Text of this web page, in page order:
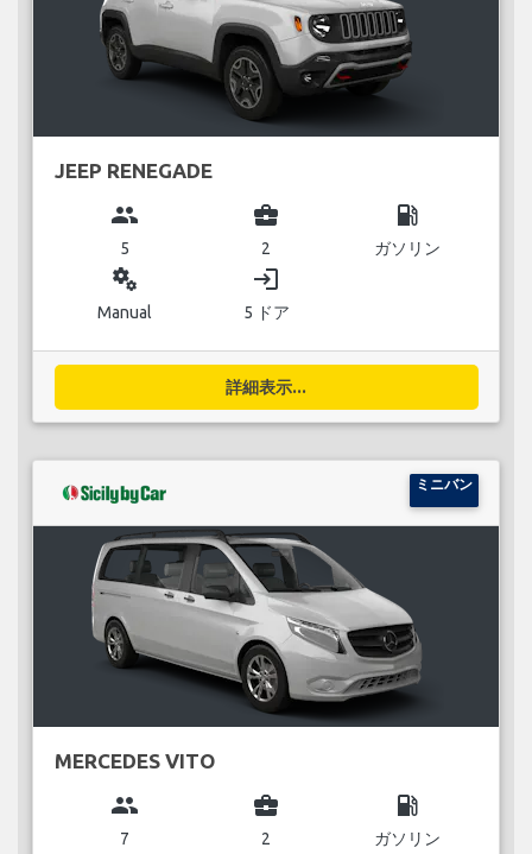
JEEP RENEGADE
group
5
business_center
2
local_gas_station
ガソリン
miscellaneous_services
Manual
login
5 ドア
詳細表示...
ミニバン
MERCEDES VITO
group
7
business_center
2
local_gas_station
ガソリン